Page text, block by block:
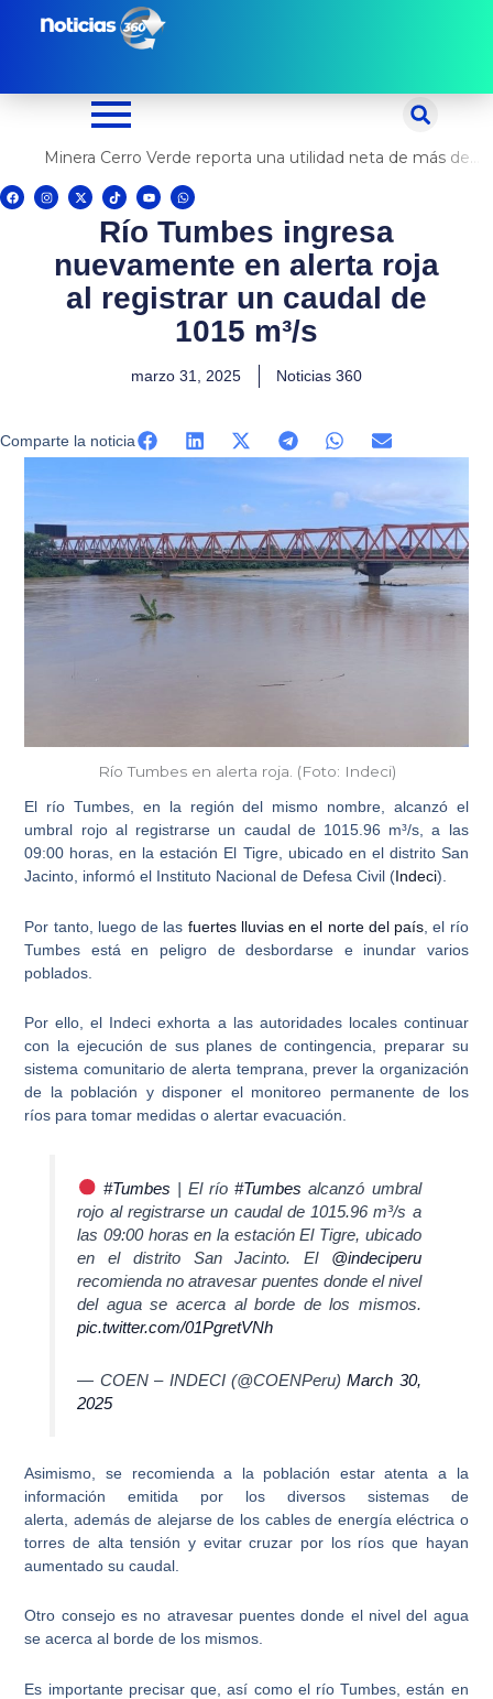
Minera Cerro Verde reporta una utilidad neta de más de US$ 500 millones
F
a
c
I
n
s
X
-
t
t
e
T
i
k
t
o
Y
o
u
t
u
e
W
h
a
s
p
p
Río Tumbes ingresa
nuevamente en alerta roja
al registrar un caudal de
1015 m³/s
marzo 31, 2025 Noticias 360
Comparte la noticia
Río Tumbes en alerta roja. (Foto: Indeci)
El río Tumbes, en la región del mismo nombre, alcanzó el
umbral rojo al registrarse un caudal de 1015.96 m³/s, a las
09:00 horas, en la estación El Tigre, ubicado en el distrito San
Jacinto, informó el Instituto Nacional de Defesa Civil (Indeci).
Por tanto, luego de las fuertes lluvias en el norte del país ,el río
Tumbes está en peligro de desbordarse e inundar varios
poblados
Por ello, el Indeci exhorta a las autoridades locales continuar
con la ejecución de sus planes de contingencia, preparar su
sistema comunitario de alerta temprana, prever la organización
de la población ydisponer el monitoreo permanente de los
ríos para tomar medidas o alertar evacuación.
#Tumbes | El río#Tumbes alcanzó umbral
rojo al registrarse un caudal de 1015.96 m³/s a
las 09:00 horas en la estación El Tigre, ubicado
en el distrito San Jacinto. El @indeciperu
recomienda no atravesar puentes donde el nivel
del agua se acerca al borde de los mismos.
pic.twitter.com/01PgretVNh
— COEN – INDECI (@COENPeru)March 30,
2025
Asimismo,
se recomienda a la población estar atenta a la
información emitida por los diversos sistemas de
alerta,
además de alejarse de los cables de energía eléctrica o
torres de alta tensión y evitar cruzar por los ríos que hayan
aumentado su caudal.
Otro consejo es no atravesar puentes donde el nivel del agua
se acerca al borde de los mismos.
Es importante precisar que, así como el río Tumbes, están en